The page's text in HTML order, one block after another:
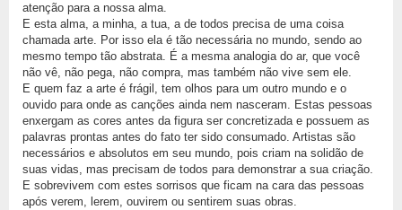
atenção para a nossa alma.
E esta alma, a minha, a tua, a de todos precisa de uma coisa
chamada arte. Por isso ela é tão necessária no mundo, sendo ao
mesmo tempo tão abstrata. É a mesma analogia do ar, que você
não vê, não pega, não compra, mas também não vive sem ele.
E quem faz a arte é frágil, tem olhos para um outro mundo e o
ouvido para onde as canções ainda nem nasceram. Estas pessoas
enxergam as cores antes da figura ser concretizada e possuem as
palavras prontas antes do fato ter sido consumado. Artistas são
necessários e absolutos em seu mundo, pois criam na solidão de
suas vidas, mas precisam de todos para demonstrar a sua criação.
E sobrevivem com estes sorrisos que ficam na cara das pessoas
após verem, lerem, ouvirem ou sentirem suas obras.